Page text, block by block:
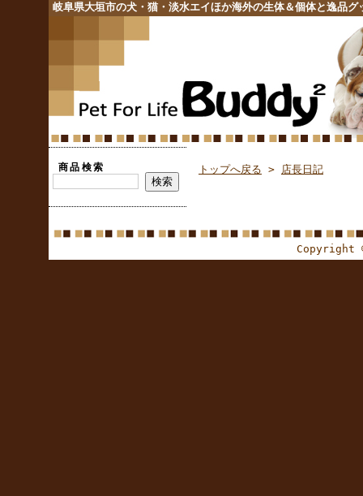
岐阜県大垣市の犬・猫・淡水エイほか海外の生体＆個体と逸品グ
商品検索 トップへ戻る > 店長日記
Copyright